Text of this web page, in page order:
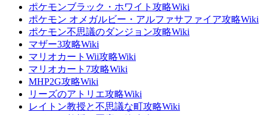
ポケモンブラック・ホワイト攻略Wiki
ポケモン オメガルビー・アルファサファイア攻略Wiki
ポケモン不思議のダンジョン攻略Wiki
マザー3攻略Wiki
マリオカートWii攻略Wiki
マリオカート7攻略Wiki
MHP2G攻略Wiki
リーズのアトリエ攻略Wiki
レイトン教授と不思議な町攻略Wiki